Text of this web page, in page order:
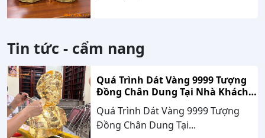
Tin tức - cẩm nang
Quá Trình Dát Vàng 9999 Tượng
Đồng Chân Dung Tại Nhà Khách
Hàng Nghệ An
Quá Trình Dát Vàng 9999 Tượng
Đồng Chân Dung Tại...